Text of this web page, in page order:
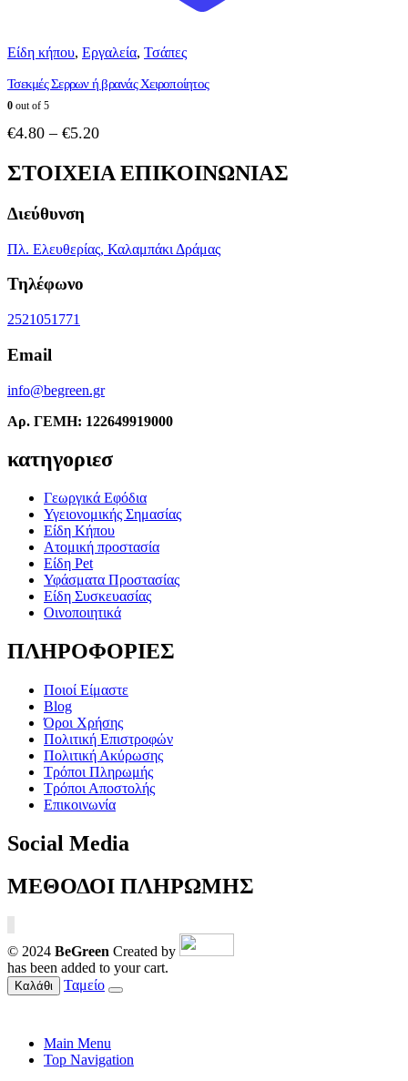
Είδη κήπου, Εργαλεία, Τσάπες
Τσεκμές Σερρων ή βρανάς Χειροποίητος
0 out of 5
€4.80 – €5.20Price
€4.80
ΣΤΟΙΧΕΙΑ ΕΠΙΚΟΙΝΩΝΙΑΣ
Διεύθυνση
Πλ. Ελευθερίας, Καλαμπάκι Δράμας
Τηλέφωνο
2521051771
Email
info@begreen.gr
Αρ. ΓΕΜΗ: 122649919000
κατηγοριεσ
Γεωργικά Εφόδια
Υγειονομικής Σημασίας
Είδη Κήπου
Ατομική προστασία
Είδη Pet
Υφάσματα Προστασίας
Είδη Συσκευασίας
Οινοποιητικά
ΠΛΗΡΟΦΟΡΙΕΣ
Ποιοί Είμαστε
Blog
Όροι Χρήσης
Πολιτική Επιστροφών
Πολιτική Ακύρωσης
Τρόποι Πληρωμής
Τρόποι Αποστολής
Επικοινωνία
Social Media
ΜΕΘΟΔΟΙ ΠΛΗΡΩΜΗΣ
© 2024 BeGreen Created by
has been added to your cart.
Καλάθι Ταμείο
Main Menu
Top Navigation